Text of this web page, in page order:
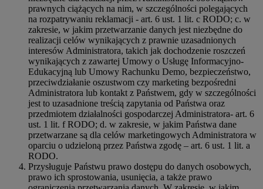
prawnych ciążących na nim, w szczególności polegających
na rozpatrywaniu reklamacji - art. 6 ust. 1 lit. c RODO; c. w
zakresie, w jakim przetwarzanie danych jest niezbędne do
realizacji celów wynikających z prawnie uzasadnionych
interesów Administratora, takich jak dochodzenie roszczeń
wynikających z zawartej Umowy o Usługę Informacyjno-
Edukacyjną lub Umowy Rachunku Demo, bezpieczeństwo,
przeciwdziałanie oszustwom czy marketing bezpośredni
Administratora lub kontakt z Państwem, gdy w szczególności
jest to uzasadnione treścią zapytania od Państwa oraz
przedmiotem działalności gospodarczej Administratora- art. 6
ust. 1 lit. f RODO; d. w zakresie, w jakim Państwa dane
przetwarzane są dla celów marketingowych Administratora w
oparciu o udzieloną przez Państwa zgodę – art. 6 ust. 1 lit. a
RODO.
Przysługuje Państwu prawo dostępu do danych osobowych,
prawo ich sprostowania, usunięcia, a także prawo